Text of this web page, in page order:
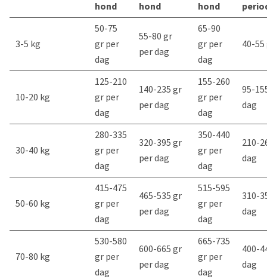
hond
hond
hond
3-5 kg
50-75
gr per
dag
55-80 gr
per dag
65-90
gr per
dag
40-
10-20 kg
125-210
gr per
dag
140-235 gr
per dag
155-260
gr per
dag
95-
dag
30-40 kg
280-335
gr per
dag
320-395 gr
per dag
350-440
gr per
dag
210-
dag
50-60 kg
415-475
gr per
dag
465-535 gr
per dag
515-595
gr per
dag
310-
dag
70-80 kg
530-580
gr per
dag
600-665 gr
per dag
665-735
gr per
dag
400-
dag